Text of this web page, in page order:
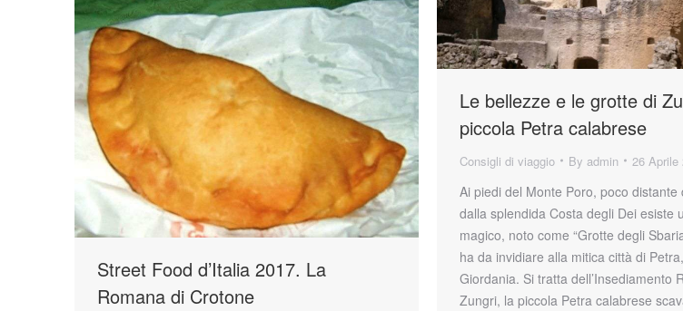
Le bellezze e le grotte di
piccola Petra calabrese
Consigli di viaggio By admin 26 Aprile
Ai piedi del Monte Poro, poco distante
dalla splendida Costa degli Dei esiste
magico, noto come “Grotte degli
ha da invidiare alla mitica città di
Giordania. Si tratta dell’Insediamento
Zungri, la piccola Petra calabrese
Street Food d’Italia 2017. La
Romana di Crotone